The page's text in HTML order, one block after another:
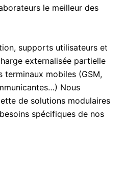
le meilleur des
supports utilisateurs et
externalisée partielle
mobiles (GSM,
Nous
de solutions modulaires
spécifiques de nos